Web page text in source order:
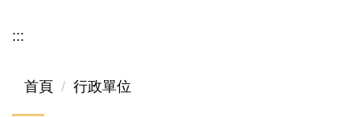
:::
首頁 行政單位